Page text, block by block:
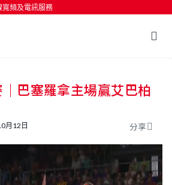
寬頻及電訊服務
按輸入鍵開始搜尋
巴塞羅拿主場贏艾巴柏
月12日 分享